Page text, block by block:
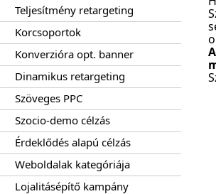
Teljesítmény retargeting
Korcsoportok
Konverzióra opt. banner
Dinamikus retargeting
Szöveges PPC
Szocio-demo célzás
Érdeklődés alapú célzás
Weboldalak kategóriája
Lojalitásépítő kampány